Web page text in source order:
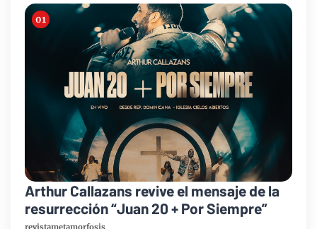
Arthur Callazans revive el mensaje de la
resurrección “Juan 20 + Por Siempre”
revistametamorfosis